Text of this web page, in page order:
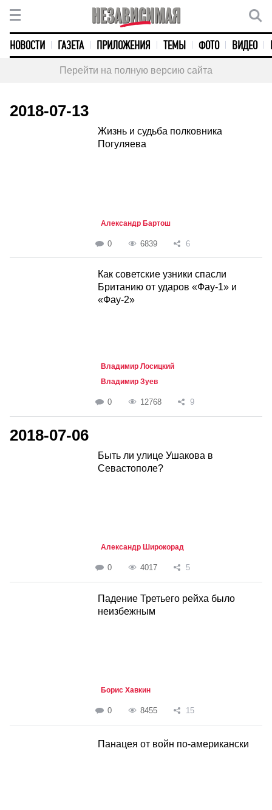
НОВОСТИ ГАЗЕТА ПРИЛОЖЕНИЯ ТЕМЫ ФОТО ВИДЕО
Перейти на полную версию сайта
2018-07-13
Жизнь и судьба полковника
Погуляева
Александр Бартош
0 6839 6
Как советские узники спасли
Британию от ударов «Фау-1» и
«Фау-2»
Владимир Лосицкий
Владимир Зуев
0 12768 9
2018-07-06
Быть ли улице Ушакова в
Севастополе?
Александр Широкорад
0 4017 5
Падение Третьего рейха было
неизбежным
Борис Хавкин
0 8455 15
Панацея от войн по-американски